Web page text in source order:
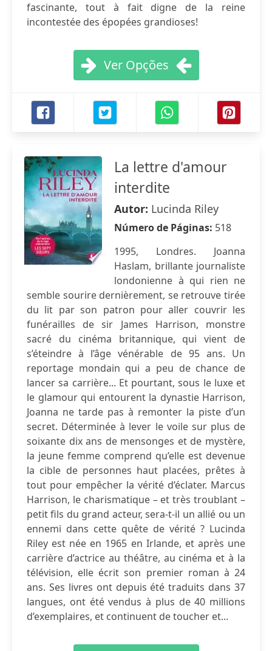
fascinante, tout à fait digne de la reine
incontestée des épopées grandioses!
Ver Opções
La lettre d'amour
interdite
Autor: Lucinda Riley
Número de Páginas: 518
1995, Londres. Joanna
Haslam, brillante journaliste
londonienne à qui rien ne
semble sourire dernièrement, se retrouve tirée
du lit par son patron pour aller couvrir les
funérailles de sir James Harrison, monstre
sacré du cinéma britannique, qui vient de
s’éteindre à l’âge vénérable de 95 ans. Un
reportage mondain qui a peu de chance de
lancer sa carrière... Et pourtant, sous le luxe et
le glamour qui entourent la dynastie Harrison,
Joanna ne tarde pas à remonter la piste d’un
secret. Déterminée à lever le voile sur plus de
soixante dix ans de mensonges et de mystère,
la jeune femme comprend qu’elle est devenue
la cible de personnes haut placées, prêtes à
tout pour empêcher la vérité d’éclater. Marcus
Harrison, le charismatique – et très troublant –
petit fils du grand acteur, sera-t-il un allié ou un
ennemi dans cette quête de vérité ? Lucinda
Riley est née en 1965 en Irlande, et après une
carrière d’actrice au théâtre, au cinéma et à la
télévision, elle écrit son premier roman à 24
ans. Ses livres ont depuis été traduits dans 37
langues, ont été vendus à plus de 40 millions
d’exemplaires, et continuent de toucher et...